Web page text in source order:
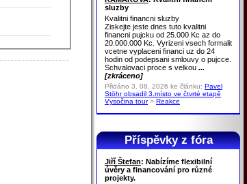
sluzby
Kvalitni financni sluzby
Ziskejte jeste dnes tuto kvalitni
financni pujcku od 25.000 Kc az do
20.000.000 Kc. Vyrizeni vsech formalit
vcetne vyplaceni financi uz do 24
hodin od podepsani smlouvy o pujcce.
Schvalovaci proce s velkou ...
[zkráceno]
Přidáno 3. 08. 2026 ke článku: Pavel
Stöhr obsadil 3.místo ve čtvrté etapě
Vysočina tour> Reakce
Příspěvky z fóra
Jiří Štefan: Nabízíme flexibilní
úvěry a financování pro různé
projekty.